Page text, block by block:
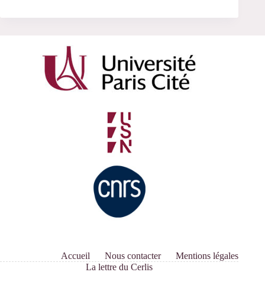
Accueil Nous contacter
Mentions légales
La lettre du Cerlis